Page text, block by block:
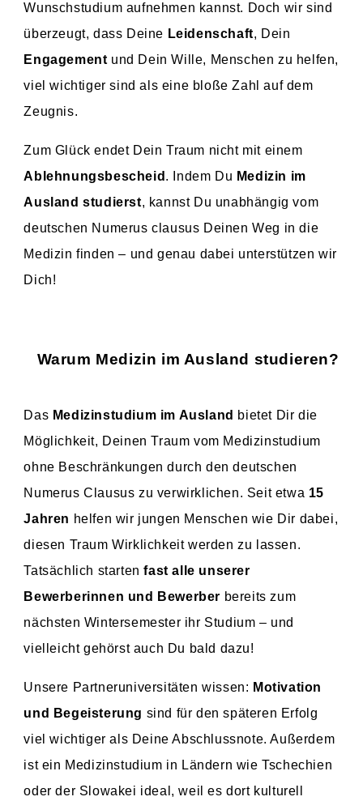
Wunschstudium aufnehmen kannst. Doch wir sind
überzeugt, dass Deine Leidenschaft, Dein
Engagement und Dein Wille, Menschen zu helfen,
viel wichtiger sind als eine bloße Zahl auf dem
Zeugnis.
Zum Glück endet Dein Traum nicht mit einem
Ablehnungsbescheid . Indem Du Medizin im
Ausland studierst, kannst Du unabhängig vom
deutschen Numerus clausus Deinen Weg in die
Medizin finden – und genau dabei unterstützen wir
Dich!
Warum Medizin im Ausland studieren?
Das Medizinstudium im Ausland bietet Dir die
Möglichkeit, Deinen Traum vom Medizinstudium
ohne Beschränkungen durch den deutschen
Numerus Clausus zu verwirklichen. Seit etwa 15
Jahren helfen wir jungen Menschen wie Dir dabei,
diesen Traum Wirklichkeit werden zu lassen.
Tatsächlich startenfast alle unserer
Bewerberinnen und Bewerber bereits zum
nächsten Wintersemester ihr Studium – und
vielleicht gehörst auch Du bald dazu!
Unsere Partneruniversitäten wissen: Motivation
und Begeisterung sind für den späteren Erfolg
viel wichtiger als Deine Abschlussnote. Außerdem
ist ein Medizinstudium in Ländern wie Tschechien
oder der Slowakei ideal, weil es dort kulturell